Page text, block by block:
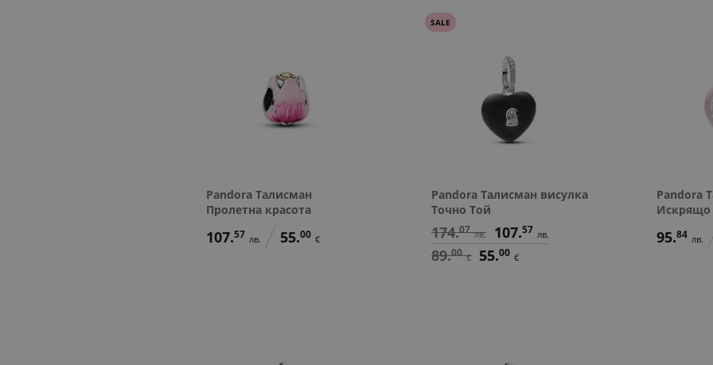
Pandora Талисман
Пролетна красота
107.57 лв. 55.00 €
SALE
Pandora Талисман висулка
Точно Той
174.07 лв. 107.57 лв.
89.00 € 55.00 €
Pandora
Искрящо
95.84 лв.